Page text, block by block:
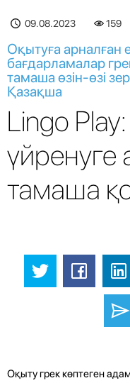
09.08.2023 159
Оқытуға арналған
бағдарламалар
тамаша өзін-өзі
Қазақша
Lingo Play:
үйренуге
тамаша
Оқыту грек көптеген